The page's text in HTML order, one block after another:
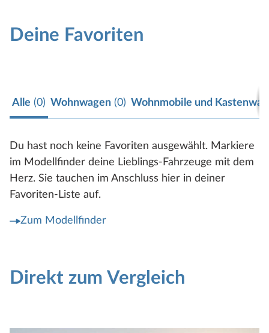
Deine Favoriten
Alle (0) Wohnwagen (0) Wohnmobile und
Du hast noch keine Favoriten ausgewählt. Markiere
im Modellfinder deine Lieblings-Fahrzeuge mit dem
Herz. Sie tauchen im Anschluss hier in deiner
Favoriten-Liste auf.
Zum Modellfinder
Direkt zum Vergleich